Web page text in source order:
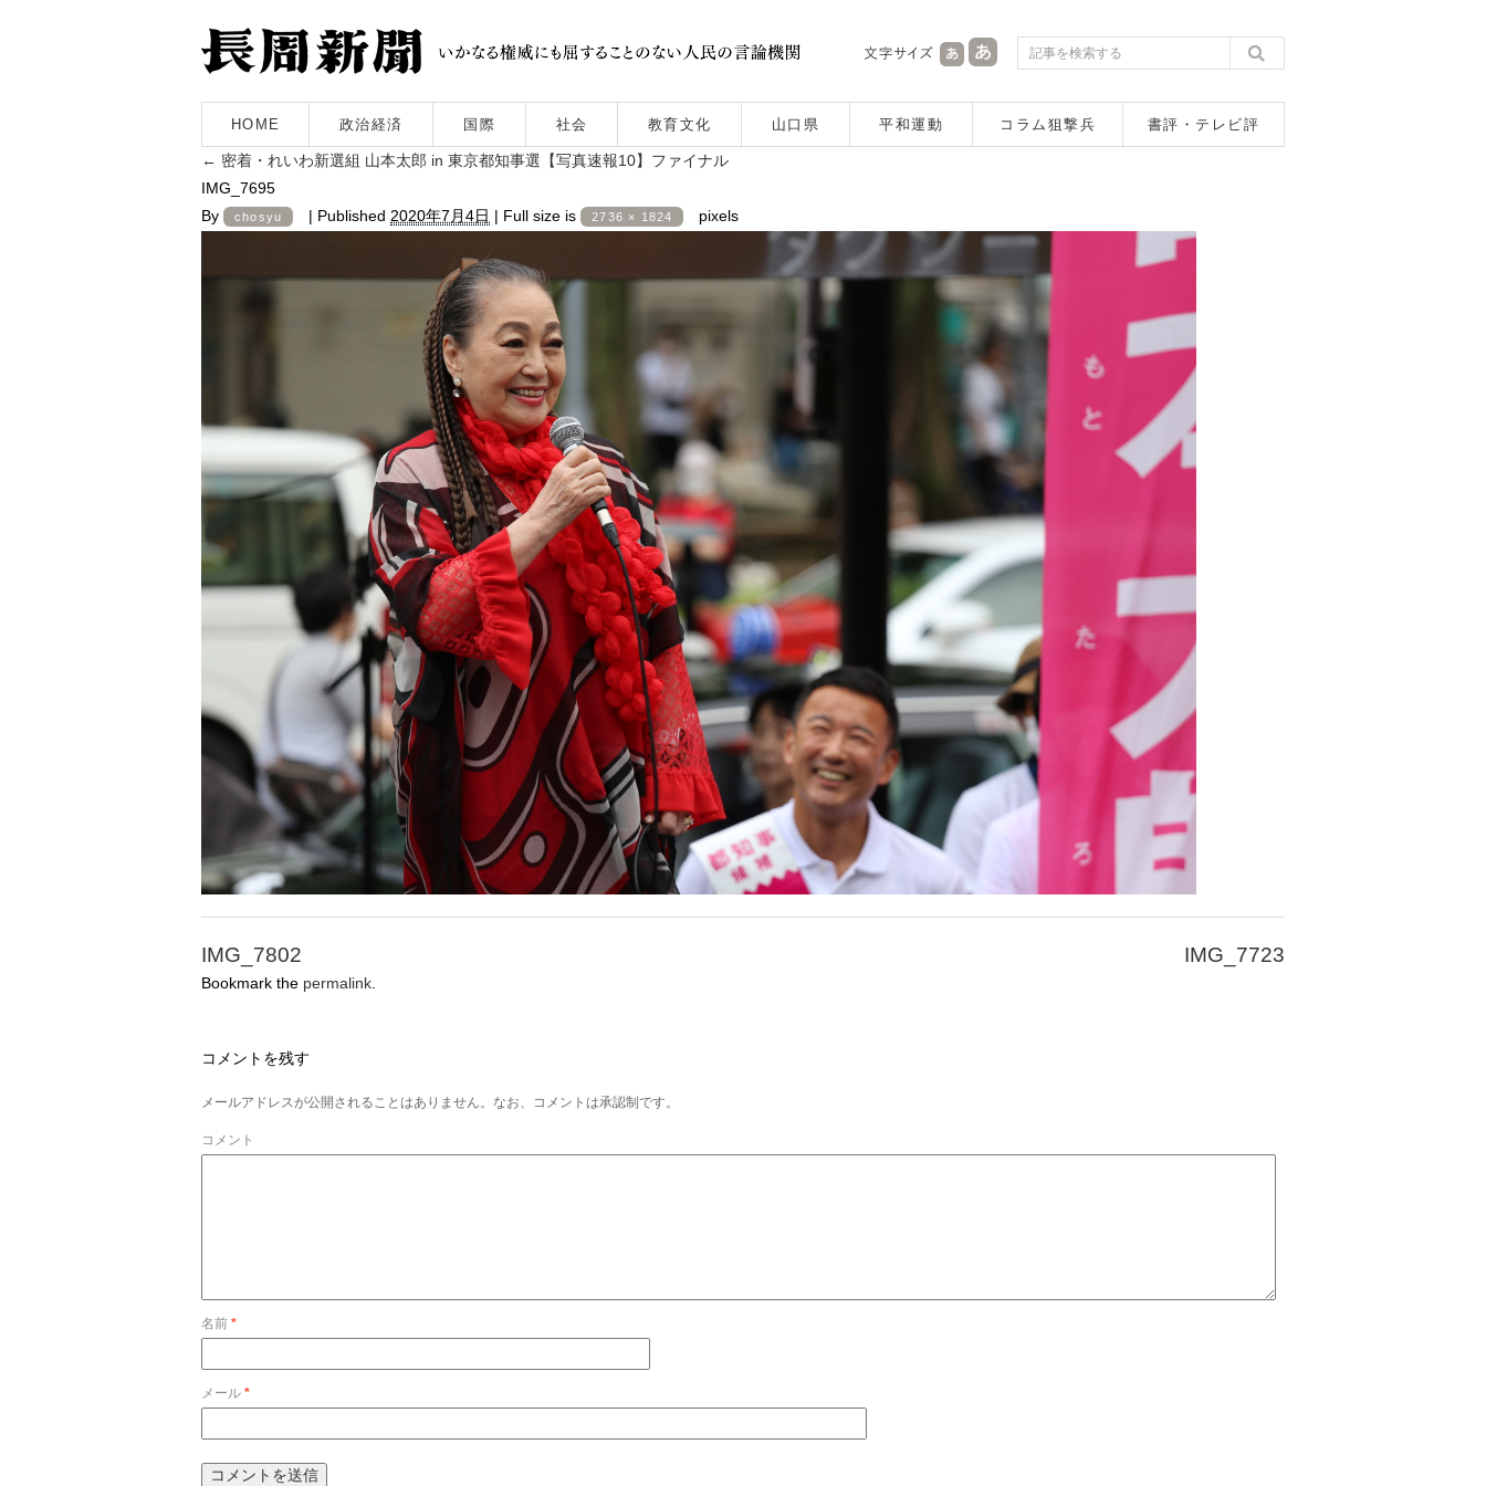
HOME 政治経済 国際 社会 教育文化 山口県 平和運動 コラム狙撃兵 書評・テレビ評
← 密着・れいわ新選組 山本太郎 in 東京都知事選【写真速報10】ファイナル
IMG_7695
By
chosyu | Published 2020年7月4日 | Full size is 2736 × 1824 pixels
IMG_7802 IMG_7723
Bookmark the permalink
コメントを残す
メールアドレスが公開されることはありません。なお、コメントは承認制です。
コメント
名前 *
メール *